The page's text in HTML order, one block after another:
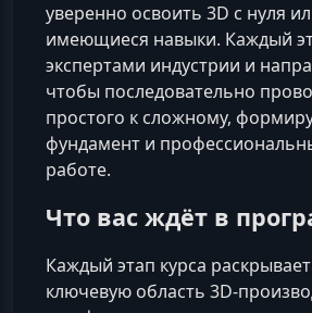
уверенно освоить 3D с нуля
имеющиеся навыки. Каждый
экспертами индустрии и
чтобы последовательно
простого к сложному,
фундамент и
работе.
Что вас ждёт в
Каждый этап курса
ключевую область 3D-